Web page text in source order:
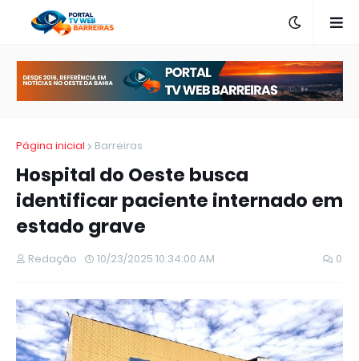
Página inicial Barreiras
Hospital do Oeste busca
identificar paciente internado em
estado grave
Redação 10/23/2025 10:34:00 AM 0